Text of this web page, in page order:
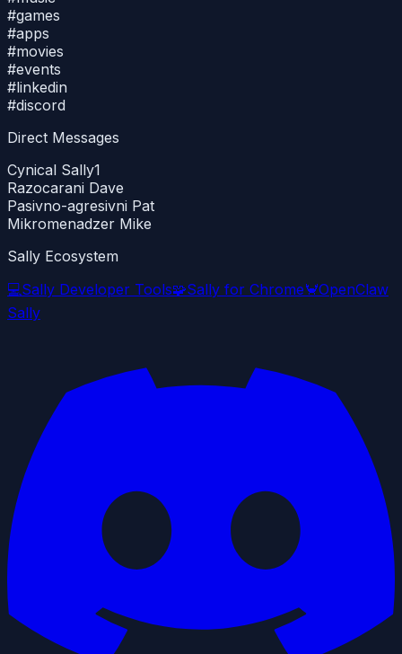
#games
#apps
#movies
#events
#linkedin
#discord
Direct Messages
Cynical Sally1
Razocarani Dave
Pasivno-agresivni Pat
Mikromenadzer Mike
Sally Ecosystem
💻Sally Developer Tools🧩Sally for Chrome🦀OpenClaw
Sally